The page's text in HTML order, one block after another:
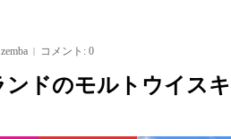
zemba コメント: 0
ンドのモルトウイス